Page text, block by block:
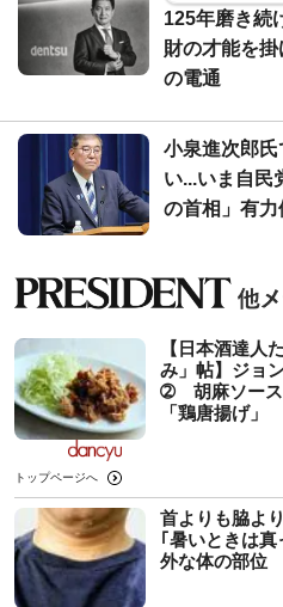
125年磨き続
財の才能を
の電通
小泉進次郎
い...いま自民
の首相」有
【日本酒達人
み」帖】ジョ
➁ 胡麻ソース
「鶏唐揚げ」
トップページへ
首よりも脇よ
｢暑いときは
外な体の部位